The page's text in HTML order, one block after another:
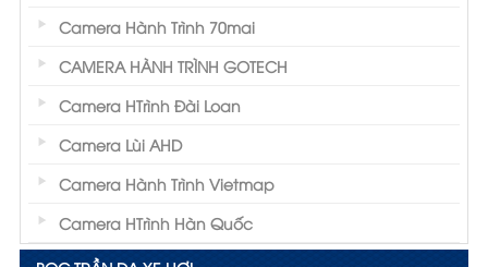
Camera Hành Trình 70mai
CAMERA HÀNH TRÌNH GOTECH
Camera HTrình Đài Loan
Camera Lùi AHD
Camera Hành Trình Vietmap
Camera HTrình Hàn Quốc